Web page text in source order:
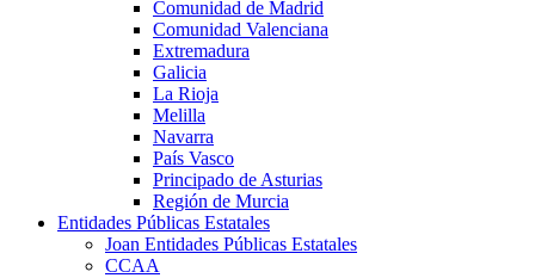
Comunidad de Madrid
Comunidad Valenciana
Extremadura
Galicia
La Rioja
Melilla
Navarra
País Vasco
Principado de Asturias
Región de Murcia
Entidades Públicas Estatales
Joan Entidades Públicas Estatales
CCAA